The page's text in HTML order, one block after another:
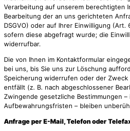
Verarbeitung auf unserem berechtigten
Bearbeitung der an uns gerichteten
DSGVO) oder auf Ihrer Einwilligung (Art.
sofern diese abgefragt wurde; die
widerrufbar.
Die von Ihnen im Kontaktformular
bei uns, bis Sie uns zur Löschung
Speicherung widerrufen oder der
entfällt (z. B. nach abgeschlossener
Zwingende gesetzliche Bestimmungen –
Aufbewahrungsfristen – bleiben
Anfrage per E-Mail, Telefon oder